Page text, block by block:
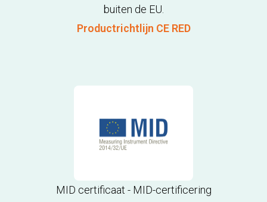
buiten de EU.
Productrichtlijn CE RED
MID certificaat - MID-certificering